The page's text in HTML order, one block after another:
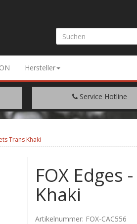
Hersteller
Service Hotline
+49 (0) 9429/948344
Trans Khaki
FOX Edges
Khaki
Artikelnummer: FOX-CAC556